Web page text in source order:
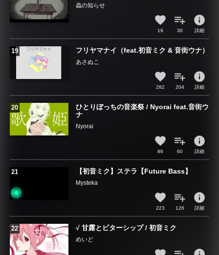
蟲の知らせ
19 30
info
詳細
フリヤマナイ（feat.初音ミク & 音街ウナ）
あさぬこ
282 204
info
詳細
ひとりぼっちの音楽祭 / Nyorai feat.音街ウ
ナ
Nyorai
86 60
info
詳細
【初音ミク】ステラ【Future Bass】
Mysteka
223 126
info
詳細
√ 甘露とビターシップ / 初音ミク
めいど